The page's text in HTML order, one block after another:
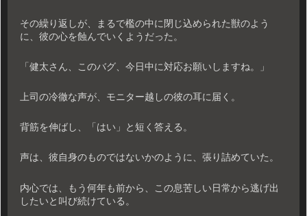
その繰り返しが、まるで檻の中に閉じ込められた獣のよう
に、彼の心を蝕んでいくようだった。
「健太さん、このバグ、今日中に対応お願いしますね。」
上司の冷徹な声が、モニター越しの彼の耳に届く。
背筋を伸ばし、「はい」と短く答える。
声は、彼自身のものではないかのように、張り詰めていた。
内心では、もう何年も前から、この息苦しい日常から逃げ出
したいと叫び続けている。